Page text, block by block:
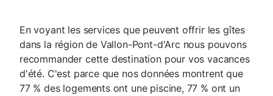
En voyant les services que peuvent offrir les gîtes
dans la région de Vallon-Pont-d'Arc nous pouvons
recommander cette destination pour vos vacances
d'été. C'est parce que nos données montrent que
77 % des logements ont une piscine, 77 % ont un